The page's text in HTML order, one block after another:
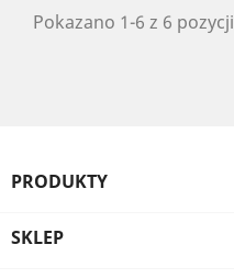
Pokazano 1-6 z 6 pozycji
PRODUKTY
SKLEP